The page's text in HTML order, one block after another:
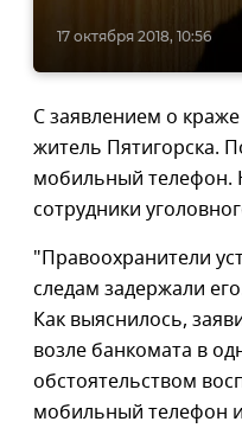
17 октября 2018, 10:56
С заявлением о
житель Пятигорска.
мобильный телефон.
сотрудники
"Правоохранители
следам задержали
Как выяснилось,
возле банкомата в
обстоятельством
мобильный телефон